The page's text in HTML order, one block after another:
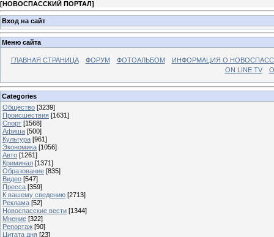
[НОВОСПАССКИЙ ПОРТАЛ]
Вход на сайт
Меню сайта
ГЛАВНАЯ СТРАНИЦА ФОРУМ ФОТОАЛЬБОМ
ИНФОРМАЦИЯ О
ON LINE TV
Categories
Общество [3239]
Происшествия [1631]
Спорт [1568]
Афиша [500]
Культура [961]
Экономика [1056]
Авто [1261]
Криминал [1371]
Образование [835]
Видео [547]
Пресса [359]
К вашему сведению [2713]
Реклама [52]
Новоспасские вести [1344]
Мнение [322]
Репортаж [90]
Цитата дня [23]